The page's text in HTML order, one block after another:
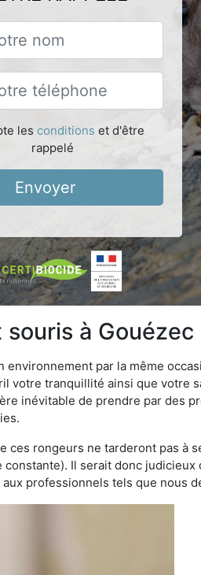
les conditions et d'être
rappelé
Envoyer
à Gouézec
par la même
votre tranquillité ainsi que votre
inévitable de prendre par des
rongeurs ne tarderont pas à
Il serait donc
professionnels tels que nous